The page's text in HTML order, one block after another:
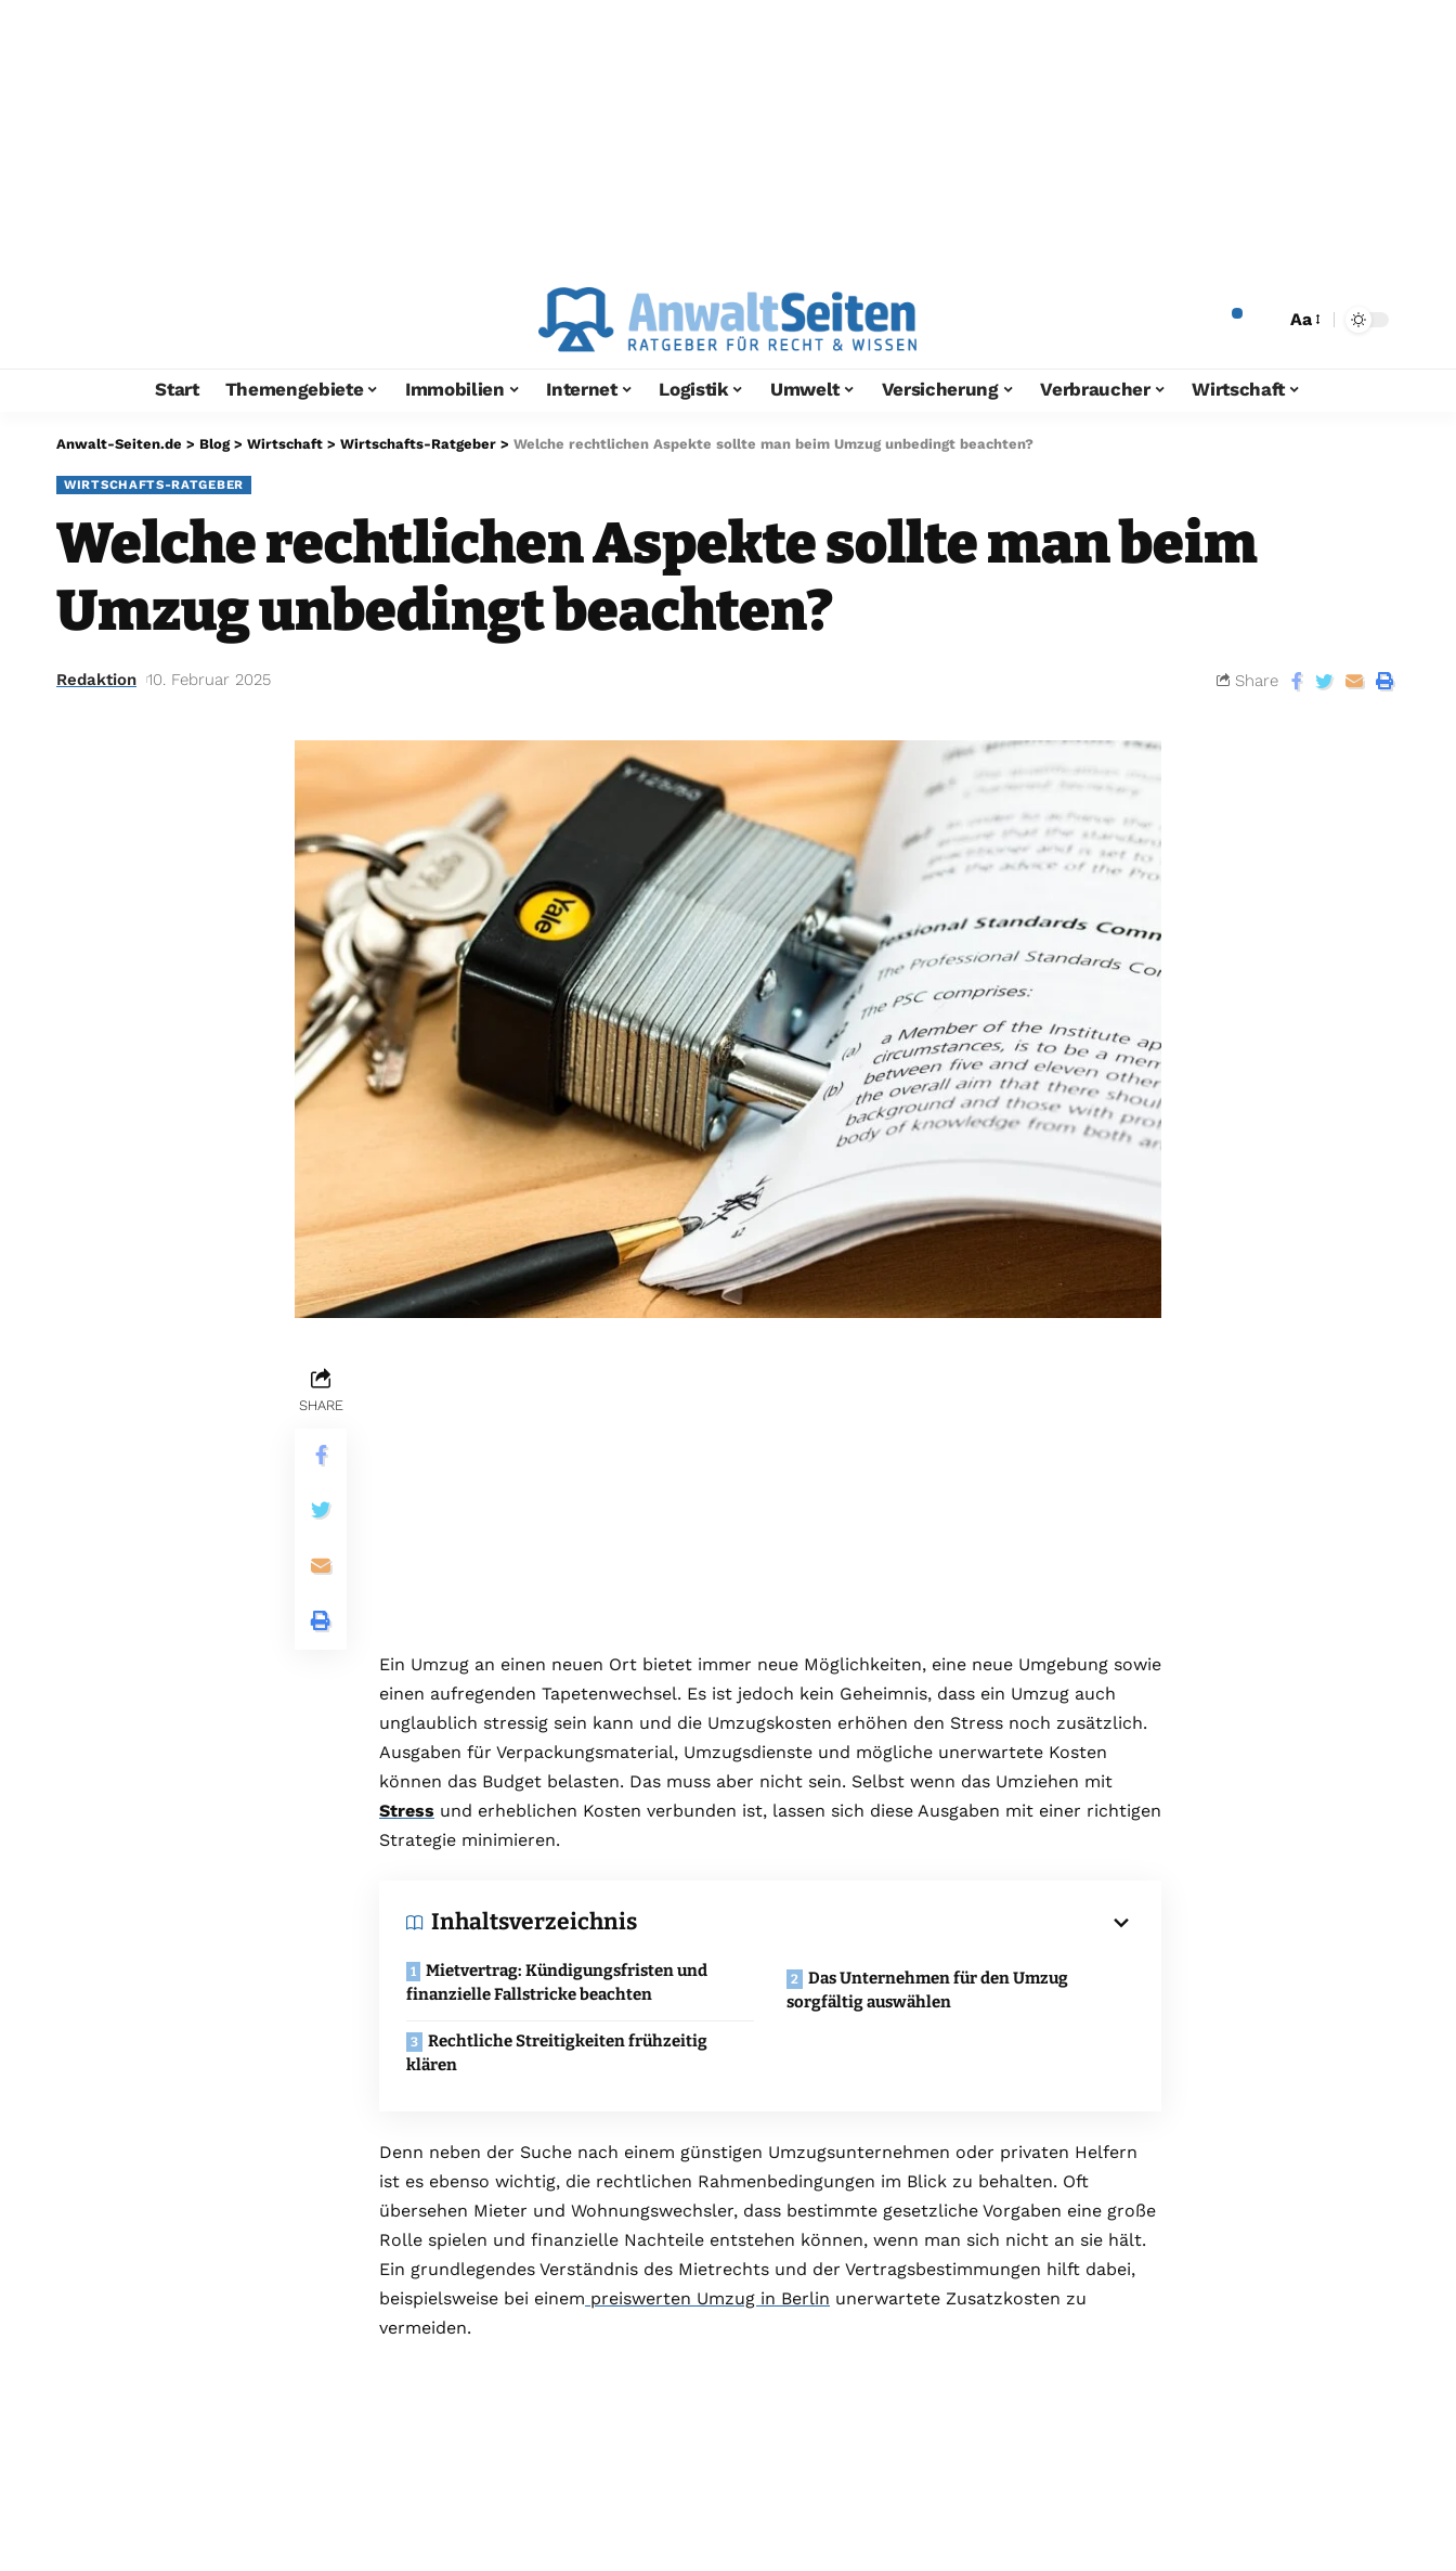
Aa
Start Themengebiete Immobilien Internet Logistik Umwelt Versicherung Verbraucher Wirtschaft
Anwalt-Seiten.de > Blog> Wirtschaft > Wirtschafts-Ratgeber > Welche rechtlichen Aspekte sollte man beim Umzug unbedingt beachten?
WIRTSCHAFTS-RATGEBER
Welche rechtlichen Aspekte sollte man beim
Umzug unbedingt beachten?
Redaktion 10. Februar 2025 Share
SHARE
Ein Umzug an einen neuen Ort bietet immer neue Möglichkeiten, eine neue Umgebung sowie
einen aufregenden Tapetenwechsel. Es ist jedoch kein Geheimnis, dass ein Umzug auch
unglaublich stressig sein kann und die Umzugskosten erhöhen den Stress noch zusätzlich.
Ausgaben für Verpackungsmaterial, Umzugsdienste und mögliche unerwartete Kosten
können das Budget belasten. Das muss aber nicht sein. Selbst wenn das Umziehen mit
Stress und erheblichen Kosten verbunden ist, lassen sich diese Ausgaben mit einer richtigen
Strategie minimieren.
Inhaltsverzeichnis
Mietvertrag: Kündigungsfristen und
finanzielle Fallstricke beachten
Das Unternehmen für den Umzug
sorgfältig auswählen
Rechtliche Streitigkeiten frühzeitig
klären
Denn neben der Suche nach einem günstigen Umzugsunternehmen oder privaten Helfern
ist es ebenso wichtig, die rechtlichen Rahmenbedingungen im Blick zu behalten. Oft
übersehen Mieter und Wohnungswechsler, dass bestimmte gesetzliche Vorgaben eine große
Rolle spielen und finanzielle Nachteile entstehen können, wenn man sich nicht an sie hält.
Ein grundlegendes Verständnis des Mietrechts und der Vertragsbestimmungen hilft dabei,
beispielsweise bei einem preiswerten Umzug in Berlin unerwartete Zusatzkosten zu
vermeiden.